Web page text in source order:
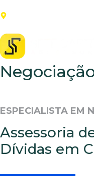
ESPECIALISTA EM
Assessoria
Dívidas em